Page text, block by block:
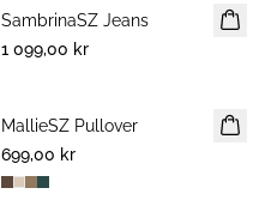
NYHET
SambrinaSZ Jeans
1 099,00 kr
NYHET
MallieSZ Pullover
699,00 kr